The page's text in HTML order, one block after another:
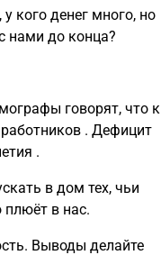
кого денег много, но
нами до конца?
говорят, что к
. Дефицит
.
в дом тех, чьи
плюёт в нас.
Выводы делайте